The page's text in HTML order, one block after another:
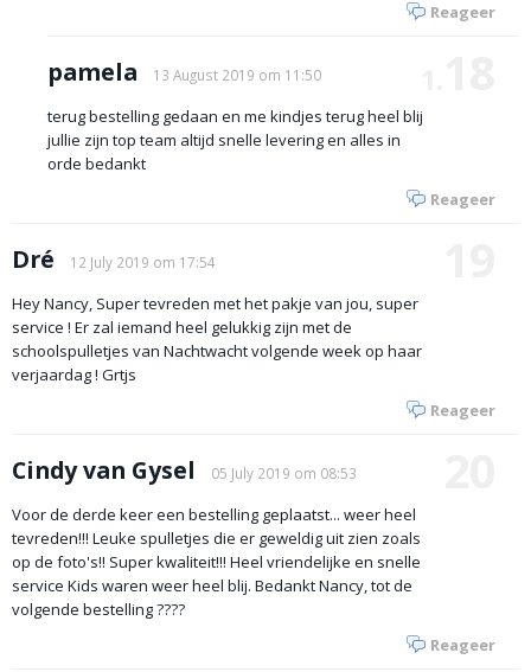
Reageer
pamela 13 August 2019 om 11:50
terug bestelling gedaan en me kindjes terug heel blij
jullie zijn top team altijd snelle levering en alles in
orde bedankt
Reageer
Dré 12 July 2019 om 17:54
Hey Nancy, Super tevreden met het pakje van jou, super
service ! Er zal iemand heel gelukkig zijn met de
schoolspulletjes van Nachtwacht volgende week op haar
verjaardag ! Grtjs
Reageer
Cindy van Gysel 05 July 2019 om 08:53
Voor de derde keer een bestelling geplaatst... weer heel
tevreden!!! Leuke spulletjes die er geweldig uit zien zoals
op de foto's!! Super kwaliteit!!! Heel vriendelijke en snelle
service Kids waren weer heel blij. Bedankt Nancy, tot de
volgende bestelling ????
Reageer